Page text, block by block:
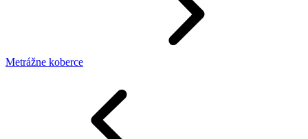
Metrážne koberce